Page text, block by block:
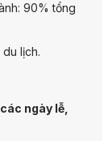
90% tổng
lịch.
ngày lễ,